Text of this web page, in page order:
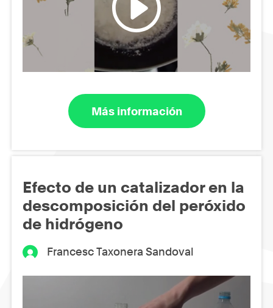
Más información
Efecto de un catalizador en la
descomposición del peróxido
de hidrógeno
Francesc Taxonera Sandoval